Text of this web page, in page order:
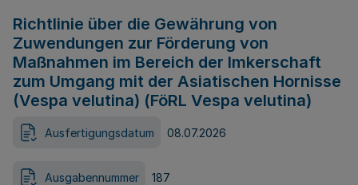
Richtlinie über die Gewährung von
Zuwendungen zur Förderung von
Maßnahmen im Bereich der Imkerschaft
zum Umgang mit der Asiatischen Hornisse
(Vespa velutina) (FöRL Vespa velutina)
Ausfertigungsdatum 08.07.2026
Ausgabennummer 187